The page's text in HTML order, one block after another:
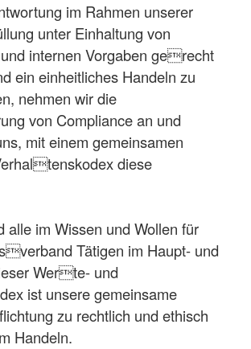
im Rahmen unserer
unter Einhaltung von
internen Vorgaben gerecht
ein einheitliches Handeln zu
nehmen wir die
von Compliance an und
mit einem gemeinsamen
diese
alle im Wissen und Wollen für
Tätigen im Haupt- und
Werte- und
ist unsere gemeinsame
zu rechtlich und ethisch
Handeln.